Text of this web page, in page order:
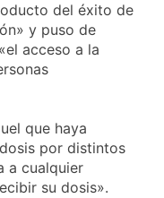
del éxito de
y puso de
acceso a la
que haya
por distintos
a cualquier
su dosis».